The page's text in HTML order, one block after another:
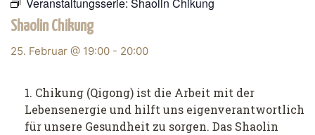
Shaolin Chikung
25. Februar @ 19:00 - 20:00
Chikung (Qigong) ist die Arbeit mit der
Lebensenergie und hilft uns eigenverantwortlich
für unsere Gesundheit zu sorgen. Das Shaolin